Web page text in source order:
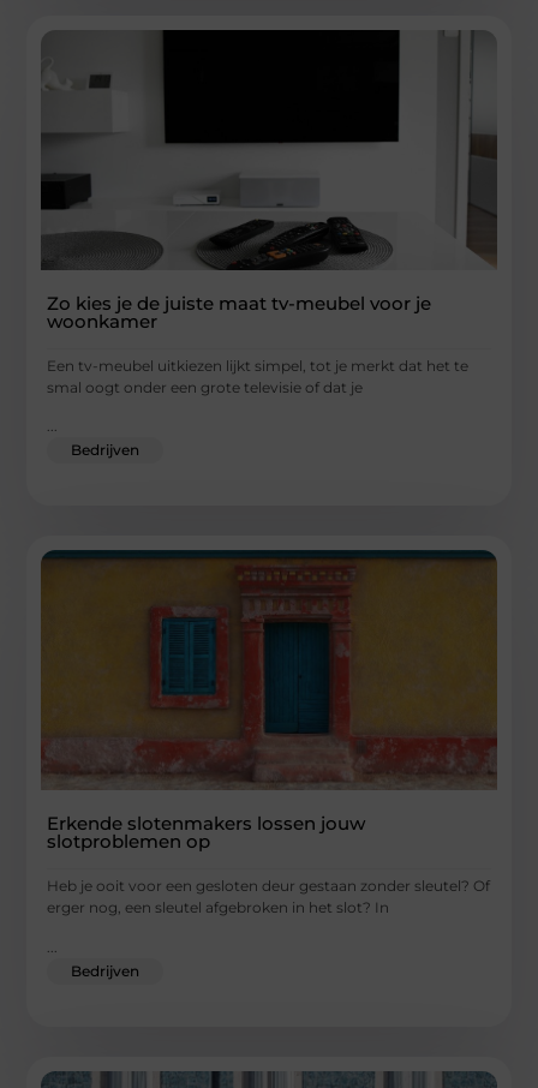
Zo kies je de juiste maat tv-meubel voor je
woonkamer
Een tv-meubel uitkiezen lijkt simpel, tot je merkt dat het te
smal oogt onder een grote televisie of dat je
...
Bedrijven
Erkende slotenmakers lossen jouw
slotproblemen op
Heb je ooit voor een gesloten deur gestaan zonder sleutel? Of
erger nog, een sleutel afgebroken in het slot? In
Bedrijven